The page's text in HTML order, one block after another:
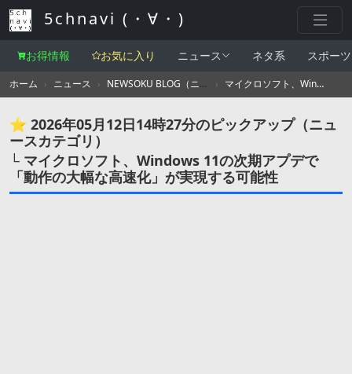
5chnavi (・∀・)
お得情報 お気に入り ニュース ネタ系 スポーツ
ホーム ニュース NEWSOKU BLOG（ニュー速ブログ） マイクロソフト、Windows 11の次期アプデで「動作の大幅な高速化」が実現する可能性
⭐ 2026年05月12日14時27分のピックアップ（ニュ
ースカテゴリ）
└ マイクロソフト、Windows 11の次期アプデで
「動作の大幅な高速化」が実現する可能性